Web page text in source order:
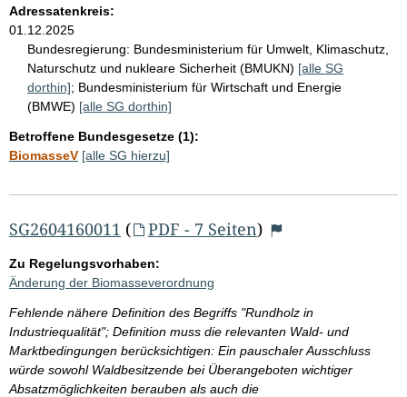
Adressatenkreis:
01.12.2025
Bundesregierung: Bundesministerium für Umwelt, Klimaschutz,
Naturschutz und nukleare Sicherheit (BMUKN) [alle SG
dorthin]; Bundesministerium für Wirtschaft und Energie
(BMWE) [alle SG dorthin]
Betroffene Bundesgesetze (1):
BiomasseV [alle SG hierzu]
SG2604160011 ( PDF - 7 Seiten)
Zu Regelungsvorhaben:
Änderung der Biomasseverordnung
Fehlende nähere Definition des Begriffs "Rundholz in
Industriequalität"; Definition muss die relevanten Wald- und
Marktbedingungen berücksichtigen: Ein pauschaler Ausschluss
würde sowohl Waldbesitzende bei Überangeboten wichtiger
Absatzmöglichkeiten berauben als auch die